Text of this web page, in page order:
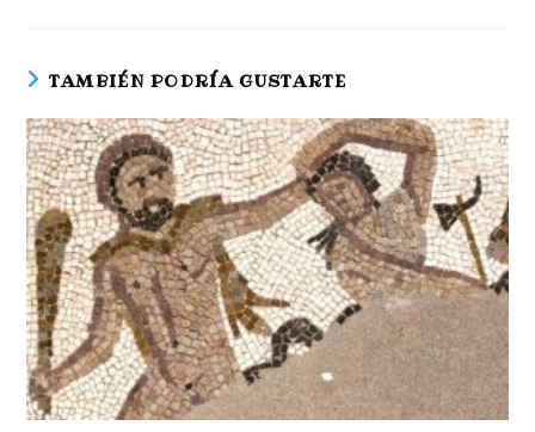
TAMBIÉN PODRÍA GUSTARTE